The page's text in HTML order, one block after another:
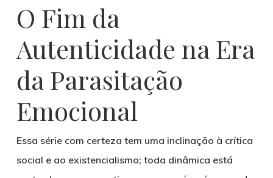
O Fim da
Autenticidade na Era
da Parasitação
Emocional
Essa série com certeza tem uma inclinação à crítica
social e ao existencialismo; toda dinâmica está